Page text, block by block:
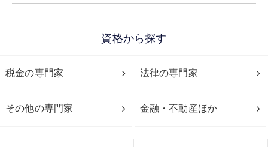
資格から探す
税金の専門家 法律の専門家
その他の専門家 金融・不動産ほか